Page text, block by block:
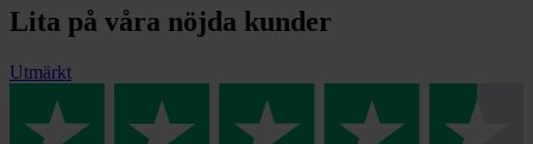
Lita på våra nöjda kunder
Utmärkt